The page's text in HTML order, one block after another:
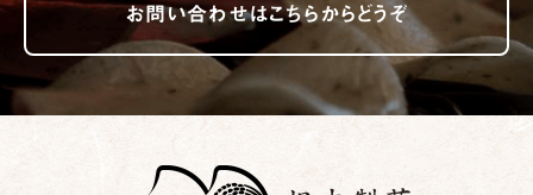
お問い合わせはこちらからどうぞ